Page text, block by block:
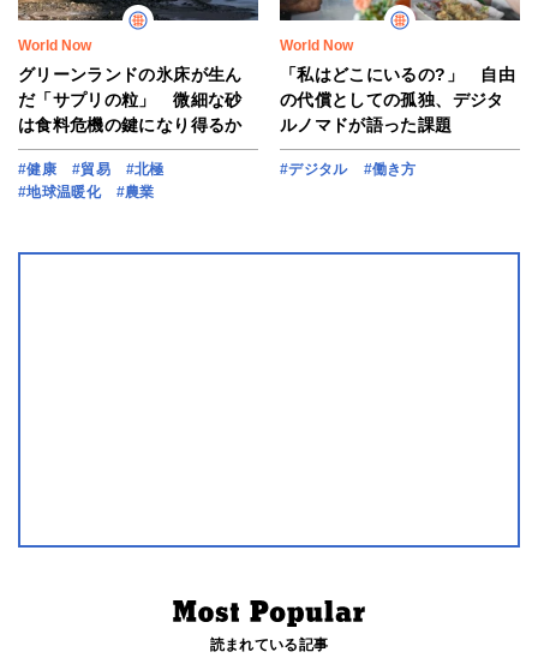
World Now
グリーンランドの氷床が生ん
だ「サプリの粒」 微細な砂
は食料危機の鍵になり得るか
#健康 #貿易
#北極
#地球温暖化
#農業
World Now
「私はどこにいるの?」 自由
の代償としての孤独、デジタ
ルノマドが語った課題
#デジタル #働き方
読まれている記事